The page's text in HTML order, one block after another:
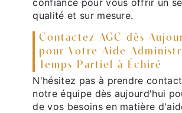
qualité et sur mesure.
Contactez AGC dès
pour Votre Aide
Temps Partiel à Échiré
N'hésitez pas à prendre
notre équipe dès aujourd'hui
de vos besoins en matière